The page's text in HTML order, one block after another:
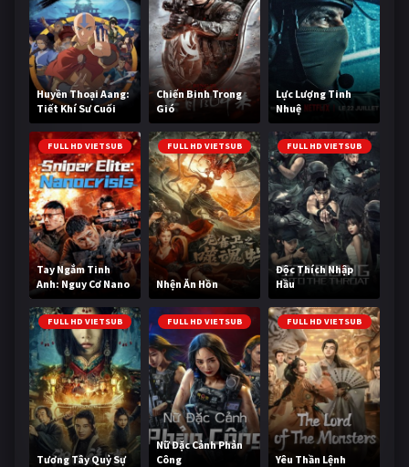
Huyền Thoại Aang:
Tiết Khí Sư Cuối
Cùng
Chiến Binh Trong
Gió
Lực Lượng Tinh
Nhuệ
FULL HD VIETSUB
Tay Ngắm Tinh
Anh: Nguy Cơ Nano
FULL HD VIETSUB
Nhện Ăn Hồn
FULL HD VIETSUB
Độc Thích Nhập
Hầu
FULL HD VIETSUB
Tương Tây Quỷ Sự
FULL HD VIETSUB
Nữ Đặc Cảnh Phản
Công
FULL HD VIETSUB
Yêu Thần Lệnh